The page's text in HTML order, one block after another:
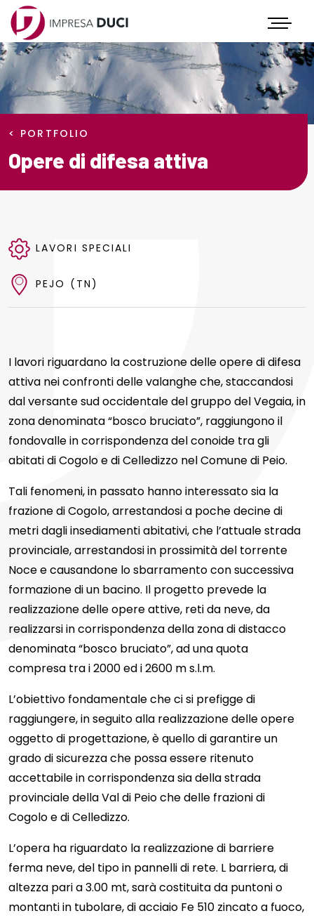
Icona
< PORTFOLIO
Opere di difesa attiva
LAVORI SPECIALI
PEJO (TN)
I lavori riguardano la costruzione delle opere di difesa
attiva nei confronti delle valanghe che, staccandosi
dal versante sud occidentale del gruppo del Vegaia, in
zona denominata “bosco bruciato”, raggiungono il
fondovalle in corrispondenza del conoide tra gli
abitati di Cogolo e di Celledizzo nel Comune di Peio.
Tali fenomeni, in passato hanno interessato sia la
frazione di Cogolo, arrestandosi a poche decine di
metri dagli insediamenti abitativi, che l’attuale strada
provinciale, arrestandosi in prossimità del torrente
Noce e causandone lo sbarramento con successiva
formazione di un bacino. Il progetto prevede la
realizzazione delle opere attive, reti da neve, da
realizzarsi in corrispondenza della zona di distacco
denominata “bosco bruciato”, ad una quota
compresa tra i 2000 ed i 2600 m s.l.m.
L’obiettivo fondamentale che ci si prefigge di
raggiungere, in seguito alla realizzazione delle opere
oggetto di progettazione, è quello di garantire un
grado di sicurezza che possa essere ritenuto
accettabile in corrispondenza sia della strada
provinciale della Val di Peio che delle frazioni di
Cogolo e di Celledizzo.
L’opera ha riguardato la realizzazione di barriere
ferma neve, del tipo in pannelli di rete. L barriera, di
altezza pari a 3.00 mt, sarà costituita da puntoni o
montanti in tubolare, di acciaio Fe 510 zincato a fuoco,